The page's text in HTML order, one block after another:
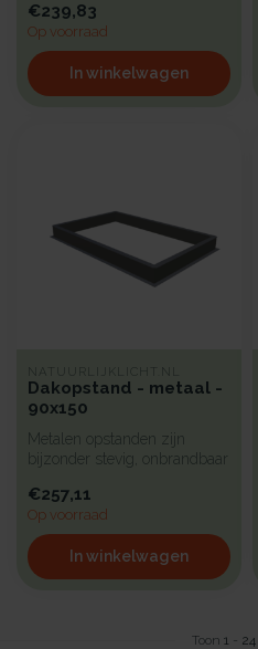
€239,83
Op voorraad
In winkelwagen
NATUURLIJKLICHT.NL
Dakopstand - metaal -
90x150
Metalen opstanden zijn
bijzonder stevig, onbrandbaar
€257,11
Op voorraad
In winkelwagen
Toon 1 - 24